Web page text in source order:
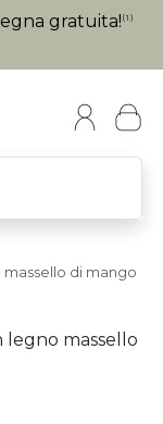
gratuita! (1)
di mango
massello